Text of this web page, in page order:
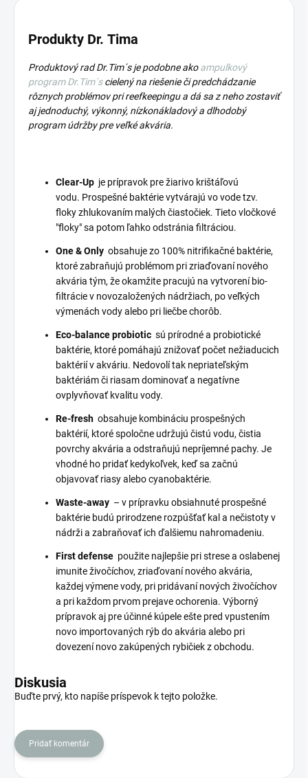
Produkty Dr. Tima
Produktový rad Dr.Tim´s je podobne ako ampulkový
program Dr.Tim´s cielený na riešenie či predchádzanie
rôznych problémov pri reefkeepingu a dá sa z neho zostaviť
aj jednoduchý, výkonný, nízkonákladový a dlhodobý
program údržby pre veľké akvária.
Clear-Up je prípravok pre žiarivo krištáľovú
vodu. Prospešné baktérie vytvárajú vo vode tzv.
floky zhlukovaním malých čiastočiek. Tieto vločkové
"floky" sa potom ľahko odstránia filtráciou.
One & Only obsahuje zo 100% nitrifikačné baktérie,
ktoré zabraňujú problémom pri zriaďovaní nového
akvária tým, že okamžite pracujú na vytvorení bio-
filtrácie v novozaložených nádržiach, po veľkých
výmenách vody alebo pri liečbe chorôb.
Eco-balance probiotic sú prírodné a probiotické
baktérie, ktoré pomáhajú znižovať počet nežiaducich
baktérií v akváriu. Nedovolí tak nepriateľským
baktériám či riasam dominovať a negatívne
ovplyvňovať kvalitu vody.
Re-fresh obsahuje kombináciu prospešných
baktérií, ktoré spoločne udržujú čistú vodu, čistia
povrchy akvária a odstraňujú nepríjemné pachy. Je
vhodné ho pridať kedykoľvek, keď sa začnú
objavovať riasy alebo cyanobaktérie.
Waste-away – v prípravku obsiahnuté prospešné
baktérie budú prirodzene rozpúšťať kal a nečistoty v
nádrži a zabraňovať ich ďalšiemu nahromadeniu.
First defense použite najlepšie pri strese a oslabenej
imunite živočíchov, zriaďovaní nového akvária,
každej výmene vody, pri pridávaní nových živočíchov
a pri každom prvom prejave ochorenia. Výborný
prípravok aj pre účinné kúpele ešte pred vpustením
novo importovaných rýb do akvária alebo pri
dovezení novo zakúpených rybičiek z obchodu.
Diskusia
Buďte prvý, kto napíše príspevok k tejto položke.
Pridať komentár